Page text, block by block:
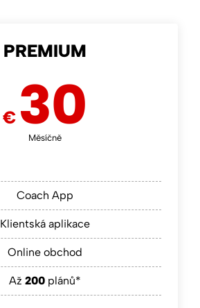
PREMIUM
€ 30
Měsíčně
Coach App
Klientská aplikace
Online obchod
Až 200 plánů*